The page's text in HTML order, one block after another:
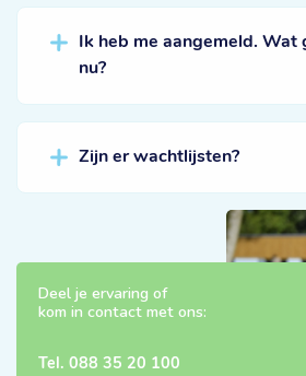
Ik heb me aangemeld. Wat
nu?
Zijn er wachtlijsten?
Deel je ervaring of
kom in contact met ons:
Tel. 088 35 20 100